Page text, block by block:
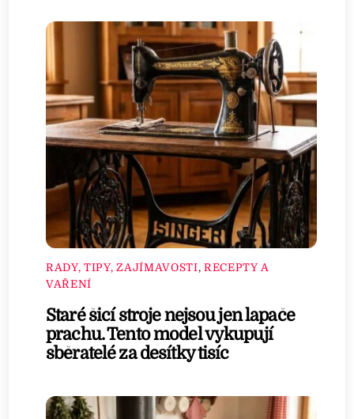
RADY, TIPY, ZAJÍMAVOSTI, RECEPTY A
VAŘENÍ
Staré šicí stroje nejsou jen lapače
prachu. Tento model vykupují
sběratelé za desítky tisíc